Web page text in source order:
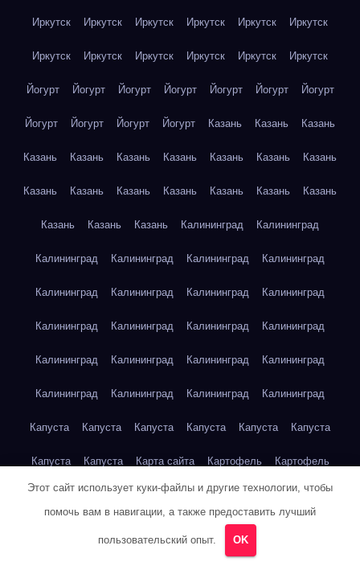
Иркутск Иркутск Иркутск Иркутск Иркутск Иркутск
Иркутск Иркутск Иркутск Иркутск Иркутск Иркутск
Йогурт Йогурт Йогурт Йогурт Йогурт Йогурт Йогурт
Йогурт Йогурт Йогурт Йогурт Казань Казань Казань
Казань Казань Казань Казань Казань Казань Казань
Казань Казань Казань Казань Казань Казань Казань
Казань Казань Казань Калининград Калининград
Калининград Калининград Калининград Калининград
Калининград Калининград Калининград Калининград
Калининград Калининград Калининград Калининград
Калининград Калининград Калининград Калининград
Калининград Калининград Калининград Калининград
Капуста Капуста Капуста Капуста Капуста Капуста
Капуста Капуста Карта сайта Картофель Картофель
Картофель Картофель Картофель Картофель
Кейптаун
Этот сайт использует куки-файлы и другие технологии, чтобы
помочь вам в навигации, а также предоставить лучший
пользовательский опыт. OK